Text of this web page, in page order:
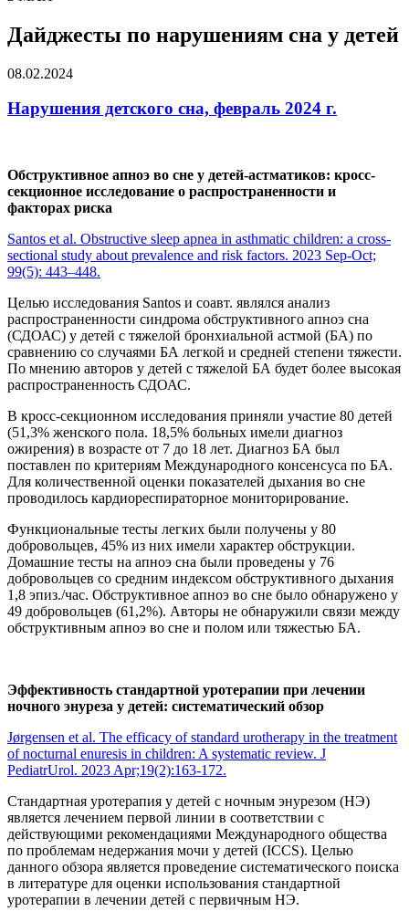
Дайджесты по нарушениям сна у детей
08.02.2024
Нарушения детского сна, февраль 2024 г.
Обструктивное апноэ во сне у детей-астматиков: кросс-
секционное исследование о распространенности и
факторах риска
Santos et al. Obstructive sleep apnea in asthmatic children: a cross-
sectional study about prevalence and risk factors. 2023 Sep-Oct;
99(5): 443–448.
Целью исследования Santos и соавт. являлся анализ
распространенности синдрома обструктивного апноэ сна
(СДОАС) у детей с тяжелой бронхиальной астмой (БА) по
сравнению со случаями БА легкой и средней степени тяжести.
По мнению авторов у детей с тяжелой БА будет более высокая
распространенность СДОАС.
В кросс-секционном исследования приняли участие 80 детей
(51,3% женского пола. 18,5% больных имели диагноз
ожирения) в возрасте от 7 до 18 лет. Диагноз БА был
поставлен по критериям Международного консенсуса по БА.
Для количественной оценки показателей дыхания во сне
проводилось кардиореспираторное мониторирование.
Функциональные тесты легких были получены у 80
добровольцев, 45% из них имели характер обструкции.
Домашние тесты на апноэ сна были проведены у 76
добровольцев со средним индексом обструктивного дыхания
1,8 эпиз./час. Обструктивное апноэ во сне было обнаружено у
49 добровольцев (61,2%). Авторы не обнаружили связи между
обструктивным апноэ во сне и полом или тяжестью БА.
Эффективность стандартной уротерапии при лечении
ночного энуреза у детей: систематический обзор
Jørgensen et al. The efficacy of standard urotherapy in the treatment
of nocturnal enuresis in children: A systematic review. J
PediatrUrol. 2023 Apr;19(2):163-172.
Стандартная уротерапия у детей с ночным энурезом (НЭ)
является лечением первой линии в соответствии с
действующими рекомендациями Международного общества
по проблемам недержания мочи у детей (ICCS). Целью
данного обзора является проведение систематического поиска
в литературе для оценки использования стандартной
уротерапии в лечении детей с первичным НЭ.